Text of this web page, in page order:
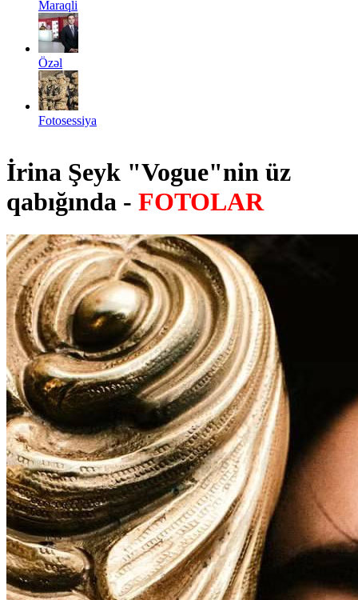
Maraqli
Özəl
Fotosessiya
İrina Şeyk "Vogue"nin üz
qabığında - FOTOLAR